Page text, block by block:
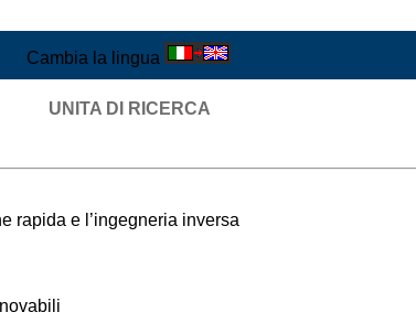
Cambia la lingua
UNITA DI RICERCA
rapida e l’ingegneria inversa